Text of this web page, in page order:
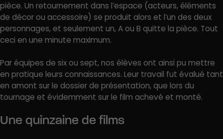
pièce. Un retournement dans l’espace (acteurs, éléments
de décor ou accessoire) se produit alors et l’un des deux
personnages, et seulement un, A ou B quitte la pièce. Tout
ceci en une minute maximum.
Par équipes de six ou sept, nos élèves ont ainsi pu mettre
en pratique leurs connaissances. Leur travail fut évalué tant
en amont sur le dossier de présentation, que lors du
tournage et évidemment sur le film achevé et monté.
Une quinzaine de films